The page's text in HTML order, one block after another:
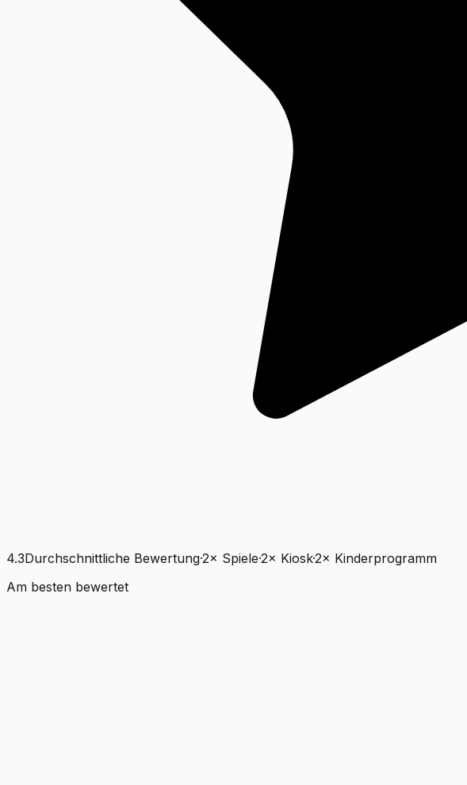
4.3Durchschnittliche Bewertung·2× Spiele·2× Kiosk·2× Kinderprogramm
Am besten bewertet